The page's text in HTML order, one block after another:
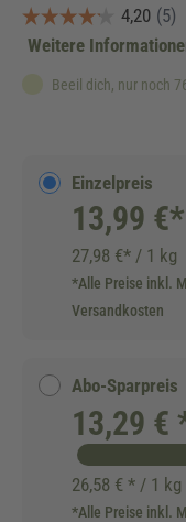
Weitere
Beeil dich, nur noch
Einzelpreis
13,99 €*
27,98 €* / 1 kg
*Alle Preise inkl.
Versandkosten
Abo-Sparpreis
13,29 €
26,58 € * / 1 kg
*Alle Preise inkl.